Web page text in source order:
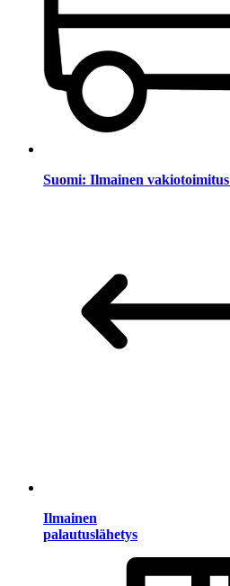
Suomi: Ilmainen vakiotoimitus
Ilmainen
palautuslähetys